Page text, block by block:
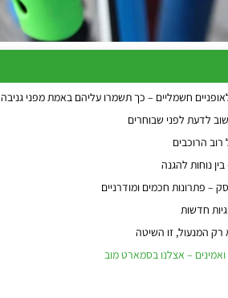
חשמליים – כך תשמרו עליהם באמת מפני גניבה
לדעת לפני שבוחרים
נוחות להגנה
– פתרונות חכמים ומודרניים
רק המנעול, זו השיטה
– אצלנו בסמארט מוב